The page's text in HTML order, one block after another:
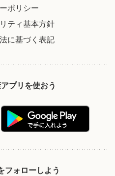
ポリシー
ティ基本方針
に基づく表記
プリを使おう
フォローしよう